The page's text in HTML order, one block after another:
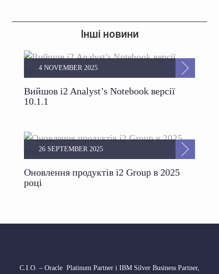
Інші новини
Вийшов i2 Analyst’s Notebook версії
10.1.1
4 NOVEMBER 2025
Оновлення продуктів i2 Group в 2025
році
26 SEPTEMBER 2025
С.І.О. – Oracle Platinum Partner і IBM Silver Business Partner,